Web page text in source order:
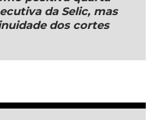
da Selic, mas
dos cortes